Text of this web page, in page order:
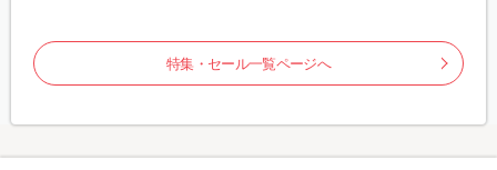
特集・セール一覧ページへ